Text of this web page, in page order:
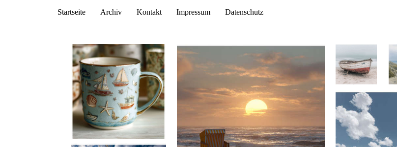
Startseite Archiv Kontakt Impressum Datenschutz